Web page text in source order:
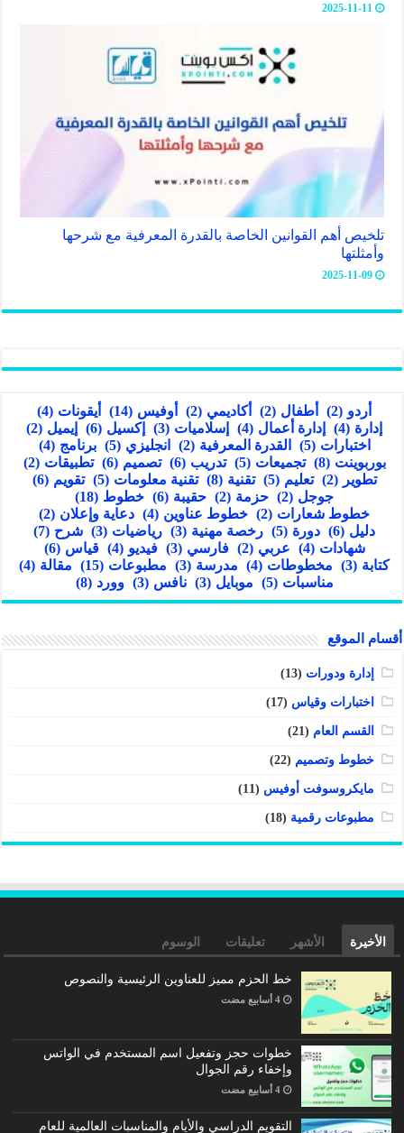
2025-11-11
تلخيص أهم القوانين الخاصة بالقدرة المعرفية مع شرحها
وأمثلتها
2025-11-09
أردو (2) أطفال (2) أكاديمي (2) أوفيس (14) أيقونات (4)
إدارة (4) إدارة أعمال (4) إسلاميات (3) إكسيل (6) إيميل (2)
اختبارات (5) القدرة المعرفية (2) انجليزي (5) برنامج (4)
بوربوينت (8) تجميعات (5) تدريب (6) تصميم (6) تطبيقات (2)
تطوير
(2) تعليم (5) تقنية (8) تقنية معلومات (5) تقويم (6)
جوجل (2) حزمة (2) حقيبة (6) خطوط (18)
خطوط شعارات (2) خطوط عناوين (4) دعاية وإعلان (2)
دليل (6) دورة (5) رخصة مهنية (3) رياضيات (3) شرح (7)
شهادات (4) عربي (2) فارسي (3) فيديو (4) قياس (6)
كتابة (3) مخطوطات (4) مدرسة (3) مطبوعات (15) مقالة (4)
مناسبات (5) موبايل (3) نافس (3) وورد (8)
أقسام الموقع
إدارة ودورات (13)
اختبارات وقياس (17)
القسم العام (21)
خطوط وتصميم (22)
مايكروسوفت أوفيس (11)
مطبوعات رقمية (18)
الأخيرة الأشهر تعليقات الوسوم
خط الحزم مميز للعناوين الرئيسية والنصوص
‏4 أسابيع مضت
خطوات حجز وتفعيل اسم المستخدم في الواتس
وإخفاء رقم الجوال
‏4 أسابيع مضت
التقويم الدراسي والأيام والمناسبات العالمية للعام